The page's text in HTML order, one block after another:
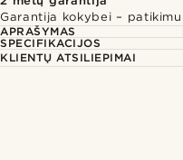
Garantija kokybei –
APRAŠYMAS
SPECIFIKACIJOS
KLIENTŲ ATSILIEPIMAI